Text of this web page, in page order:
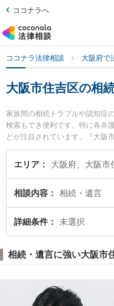
ココナラへ
ココナラ法律相談 大阪府で
大阪市住吉区の相
家族間の相続トラブルや認知症
検索もでき便利です。特に各弁
どが注目されています。『大阪
トラブルを今すぐに弁護士に相
豊富な近くの弁護士を検索した
エリア 大阪府、大阪市
相談内容 相続・遺言
詳細条件 未選択
相続・遺言に強い大阪市